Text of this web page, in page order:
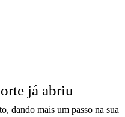
já abriu
dando mais um passo na sua